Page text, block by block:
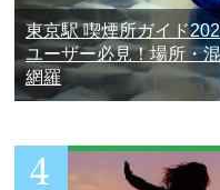
東京駅 喫煙所ガイド
ユーザー必見！場所・
網羅